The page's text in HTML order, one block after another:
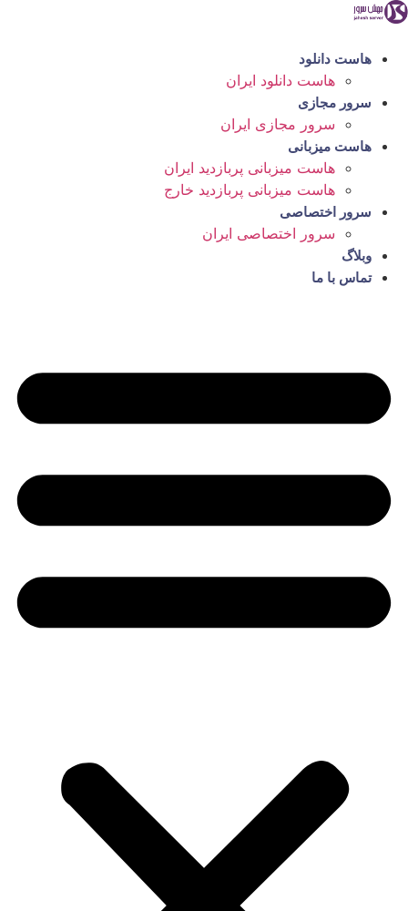
پرش
محتوا
هاست دانلود
هاست دانلود ایران
سرور مجازی
سرور مجازی ایران
هاست میزبانی
هاست میزبانی پربازدید ایران
هاست میزبانی پربازدید خارج
سرور اختصاصی
سرور اختصاصی ایران
وبلاگ
تماس با ما